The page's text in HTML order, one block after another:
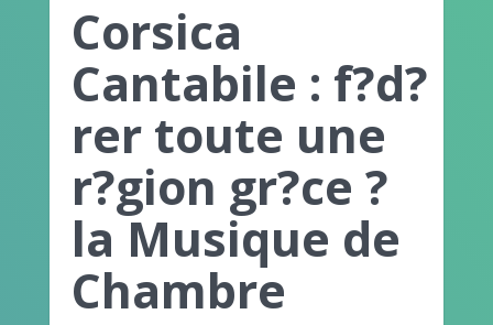
Corsica
Cantabile : f?d?
rer toute une
r?gion gr?ce ?
la Musique de
Chambre